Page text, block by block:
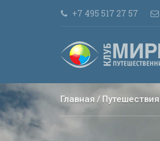
+7 495 517 27 57
Главная Путешествия